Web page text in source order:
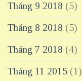
Tháng 9 2018 (5)
Tháng 8 2018 (5)
Tháng 7 2018 (4)
Tháng 11 2015 (1)